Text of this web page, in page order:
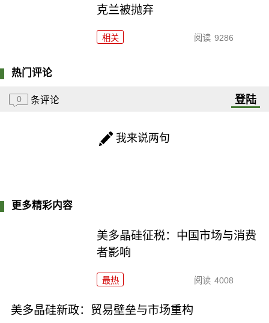
克兰被抛弃
相关 阅读 9286
热门评论
0 条评论 登陆
我来说两句
更多精彩内容
美多晶硅征税：中国市场与消费
者影响
最热 阅读 4008
美多晶硅新政：贸易壁垒与市场重构